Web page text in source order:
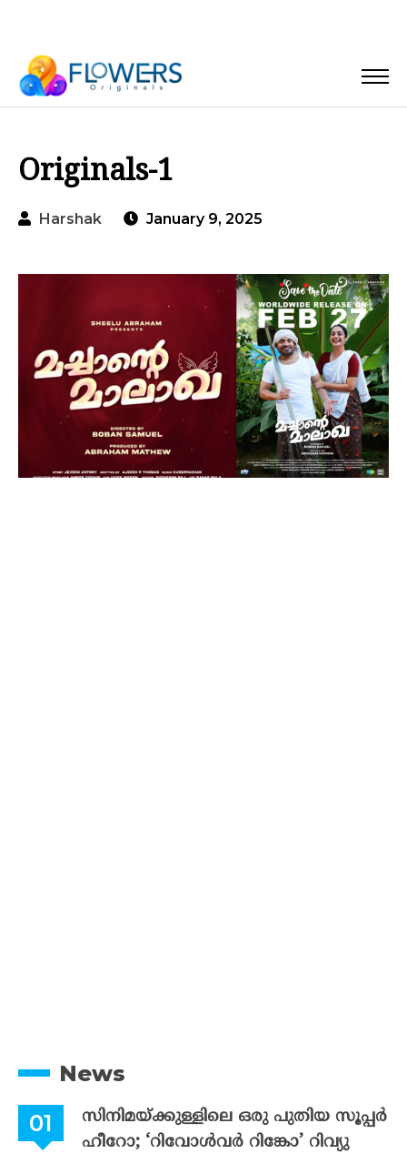
Originals-1
Harshak January 9, 2025
News
സിനിമയ്ക്കുള്ളിലെ ഒരു പുതിയ സൂപ്പർ
ഹീറോ; ‘റിവോൾവർ റിങ്കോ’ റിവ്യു